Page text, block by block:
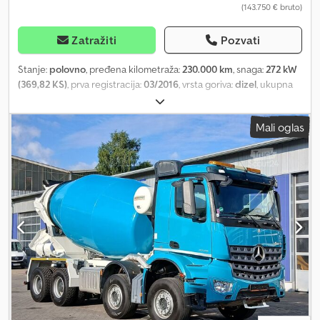
(143.750 € bruto)
Zatražiti Pozvati
Stanje: polovno, pređena kilometraža:230.000 km, snaga:272 kW
(369,82 KS), prva registracija:03/2016, vrsta goriva:dizel, ukupna
, konfiguracija osovina:
inspekcija (TÜV):05/2026, boja:bela, tip prenosa:automatski,
emisioni razred:Euro 6, Godina proizvodnje: 2016 , Oprema:ABS,
elektronski program stabilnosti (ESP), grejač za parkiranje,
Proizvođač: Scania Model: P370 6x4 Liebherr THP140H 24 M4 XH
Godina: 2016 Stanje: Dobro Serijski broj: YS2P6X40005406746 Ref.
br.: 1418019 Datum registracije: 23-03-2016 Motor: DC13 Snaga: 370
KS Kilometraža: 230000 km Menjač: Opticruise (GRS905) Euro
standard: 6 Rezervoar za dizel: 1 Zapremina rezervoara: 350 L
Kamera za vožnju unazad: ? Grejanje kabine: ? Klima: ? Credjxwg
Rzopfx Aaijf Broj ležajeva: 1 Tip kabine: CP19L Navigacija: ? Radio: 1
Frižider: ? Vokitoki: ? Disk kočnice: ? ABS: ? Motorna kočnica: ?
Dimenzije guma: 315/80R22,5 Preostali dezen prednjih guma: 60%
Prednje oslanjanje: Opruge Zadnje oslanjanje: Vazdušno
Međuosovinsko rastojanje: 4300 mm Alatnica: ? Hidraulični sistem:
Mali oglas